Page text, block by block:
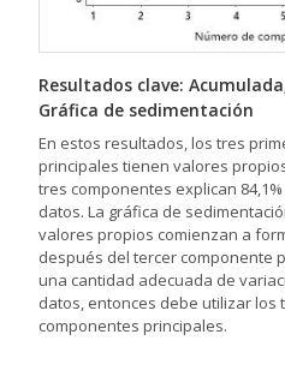
Resultados clave:
Gráfica de sedimentación
En estos resultados, los tres
principales tienen valores
tres componentes explican
datos. La gráfica de
valores propios comienzan a
después del tercer componente
una cantidad adecuada de
datos, entonces debe utilizar los
componentes principales.